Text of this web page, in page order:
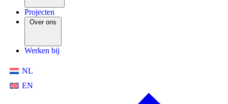
Projecten
Over ons
Werken bij
NL
EN